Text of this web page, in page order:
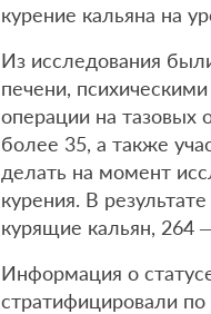
курение кальяна на
Из исследования
печени,
операции на тазовых
более 35, а также
делать на момент
курения. В
курящие кальян, 264
Информация о
стратифицировали по